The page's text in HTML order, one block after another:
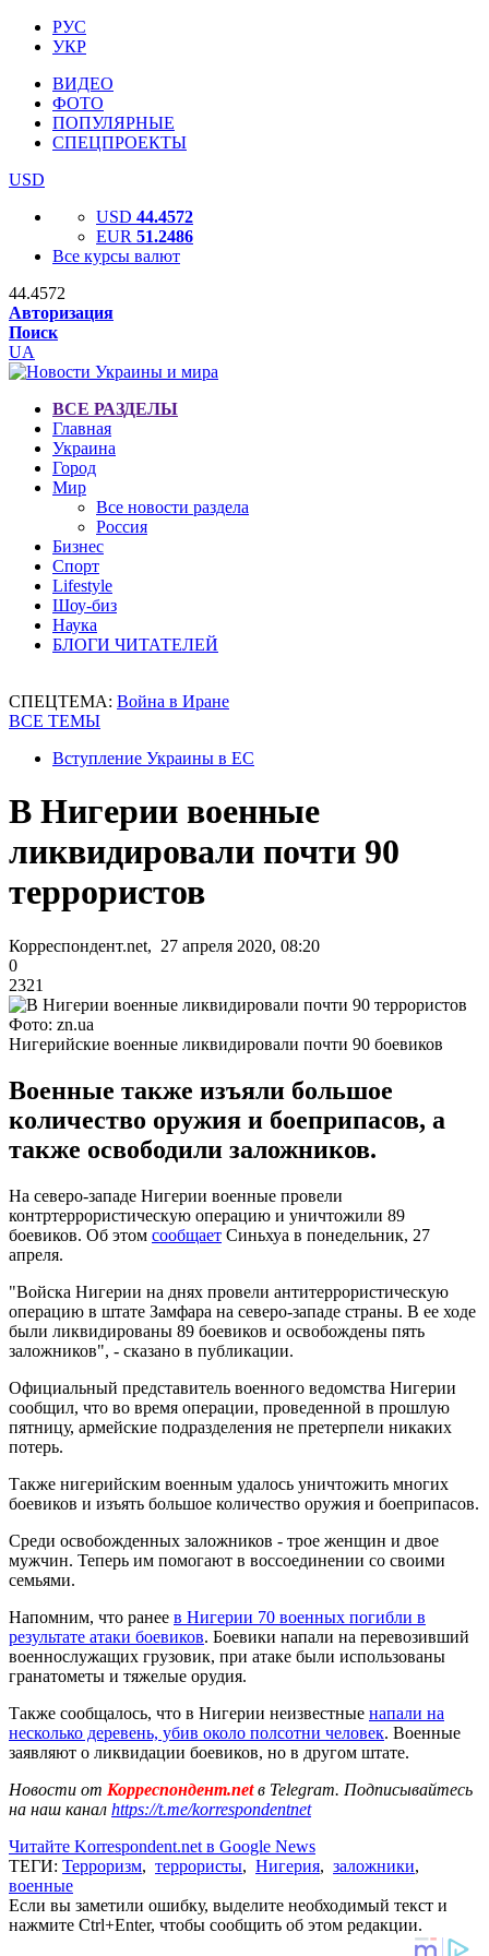
РУС
УКР
ВИДЕО
ФОТО
ПОПУЛЯРНЫЕ
СПЕЦПРОЕКТЫ
USD
USD 44.4572
EUR 51.2486
Все курсы валют
44.4572
Авторизация
Поиск
UA
ВСЕ РАЗДЕЛЫ
Главная
Украина
Город
Мир
Все новости раздела
Россия
Бизнес
Спорт
Lifestyle
Шоу-биз
Наука
БЛОГИ ЧИТАТЕЛЕЙ
СПЕЦТЕМА: Война в Иране
ВСЕ ТЕМЫ
Вступление Украины в ЕС
В Нигерии военные
ликвидировали почти 90
террористов
Корреспондент.net, 27 апреля 2020, 08:20
0
2321
Фото: zn.ua
Нигерийские военные ликвидировали почти 90 боевиков
Военные также изъяли большое
количество оружия и боеприпасов, а
также освободили заложников.
На северо-западе Нигерии военные провели
контртеррористическую операцию и уничтожили 89
боевиков. Об этом сообщает Синьхуа в понедельник, 27
апреля.
"Войска Нигерии на днях провели антитеррористическую
операцию в штате Замфара на северо-западе страны. В ее ходе
были ликвидированы 89 боевиков и освобождены пять
заложников", - сказано в публикации.
Официальный представитель военного ведомства Нигерии
сообщил, что во время операции, проведенной в прошлую
пятницу, армейские подразделения не претерпели никаких
потерь.
Также нигерийским военным удалось уничтожить многих
боевиков и изъять большое количество оружия и боеприпасов.
Среди освобожденных заложников - трое женщин и двое
мужчин. Теперь им помогают в воссоединении со своими
семьями.
Напомним, что ранее в Нигерии 70 военных погибли в
результате атаки боевиков. Боевики напали на перевозивший
военнослужащих грузовик, при атаке были использованы
гранатометы и тяжелые орудия.
Также сообщалось, что в Нигерии неизвестные напали на
несколько деревень, убив около полсотни человек. Военные
заявляют о ликвидации боевиков, но в другом штате.
Новости от Корреспондент.netв Telegram. Подписывайтесь
на наш канал https://t.me/korrespondentnet
Читайте Korrespondent.net в Google News
ТЕГИ: Терроризм, террористы, Нигерия, заложники,
военные
Если вы заметили ошибку, выделите необходимый текст и
нажмите Ctrl+Enter, чтобы сообщить об этом редакции.